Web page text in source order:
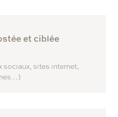
et ciblée
sociaux, sites internet,